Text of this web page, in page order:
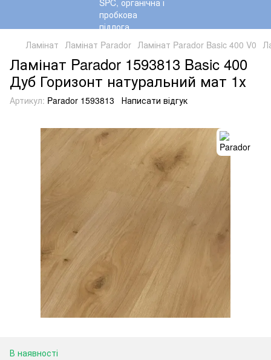
Ламінат Ламінат Parador Ламінат Parador Basic 400 V0
Ламінат Parador 1593813 Basic 400
Дуб Горизонт натуральний мат 1х
Артикул: Parador 1593813 Написати відгук
В наявності